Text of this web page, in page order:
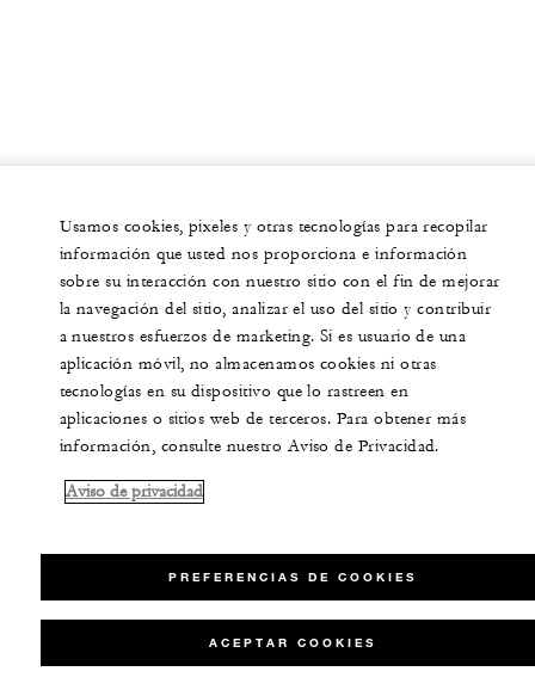
Usamos cookies, pixeles y otras tecnologías para recopilar
información que usted nos proporciona e información
sobre su interacción con nuestro sitio con el fin de mejorar
la navegación del sitio, analizar el uso del sitio y contribuir
a nuestros esfuerzos de marketing. Si es usuario de una
aplicación móvil, no almacenamos cookies ni otras
tecnologías en su dispositivo que lo rastreen en
aplicaciones o sitios web de terceros. Para obtener más
información, consulte nuestro Aviso de Privacidad.
Aviso de privacidad
PREFERENCIAS DE COOKIES
ACEPTAR COOKIES